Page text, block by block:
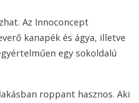
Az Innoconcept
kanapék és ágya, illetve
egy sokoldalú
roppant hasznos. Aki